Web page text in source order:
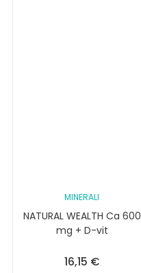
MINERALI
NATURAL WEALTH Ca 600
mg + D-vit
16,15 €